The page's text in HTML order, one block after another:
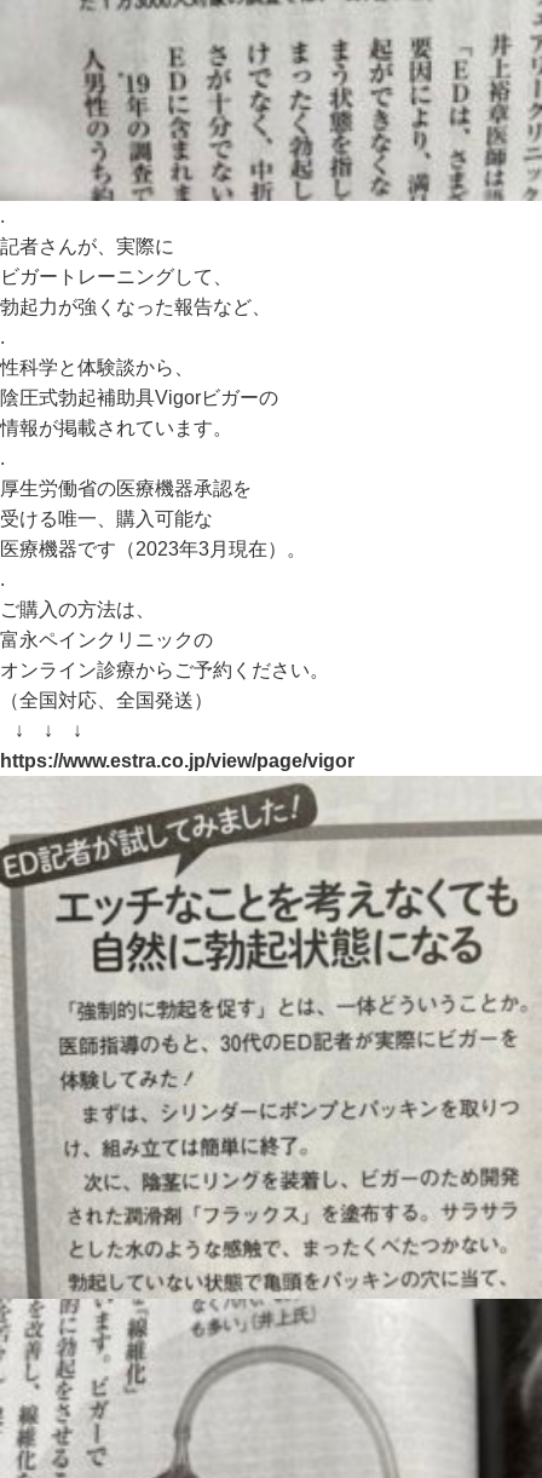
.
記者さんが、実際に
ビガートレーニングして、
勃起力が強くなった報告など、
.
性科学と体験談から、
陰圧式勃起補助具Vigorビガーの
情報が掲載されています。
.
厚生労働省の医療機器承認を
受ける唯一、購入可能な
医療機器です（2023年3月現在）。
.
ご購入の方法は、
富永ペインクリニックの
オンライン診療からご予約ください。
（全国対応、全国発送）
↓ ↓ ↓
https://www.estra.co.jp/view/page/vigor